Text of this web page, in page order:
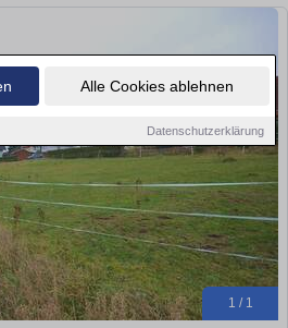
Alle Cookies ablehnen
Datenschutzerklärung
1 / 1